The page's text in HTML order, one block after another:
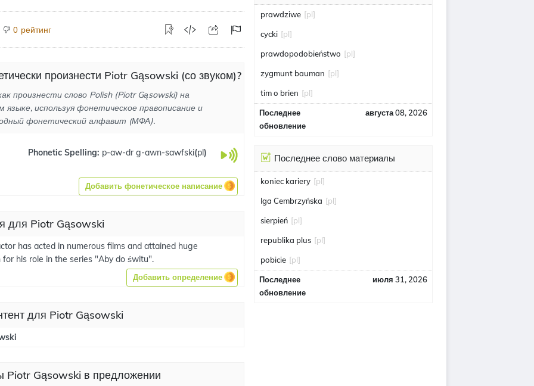
0 рейтинг
произнести Piotr Gąsowski (со звуком)?
произнести слово Polish (Piotr Gąsowski) на
языке, используя фонетическое правописание и
фонетический алфавит (МФА).
Phonetic Spelling: p-aw-dr g-awn-sawfski(pl)
Добавить фонетическое написание
для Piotr Gąsowski
has acted in numerous films and attained huge
for his role in the series "Aby do świtu".
Добавить определение
для Piotr Gąsowski
Piotr Gąsowski в предложении
prawdziwe [pl]
cycki [pl]
prawdopodobieństwo [pl]
zygmunt bauman [pl]
tim o brien [pl]
Последнее
обновление
августа 08, 2026
Последнее слово материалы
koniec kariery [pl]
Iga Cembrzyńska [pl]
sierpień [pl]
republika plus [pl]
pobicie [pl]
Последнее
обновление
июля 31, 2026